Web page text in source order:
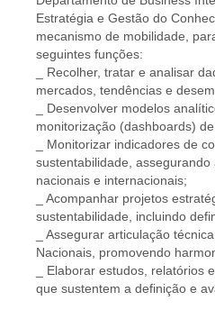
Estratégia e Gestão do
mecanismo de mobilidade,
seguintes funções:
_ Recolher, tratar e analisar
mercados, tendências e
_ Desenvolver modelos
monitorização (dashboards)
_ Monitorizar indicadores de
sustentabilidade,
nacionais e internacionais;
_ Acompanhar projetos
sustentabilidade, incluindo
_ Assegurar articulação
Nacionais, promovendo
_ Elaborar estudos, relatórios
que sustentem a definição e